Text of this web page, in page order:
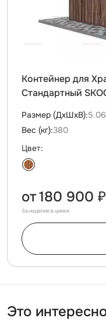
Контейнер для
Стандартный
Размер (ДxШxВ):
Вес (кг):380
Цвет:
от180 900 ₽
За изделие в цинке
Это